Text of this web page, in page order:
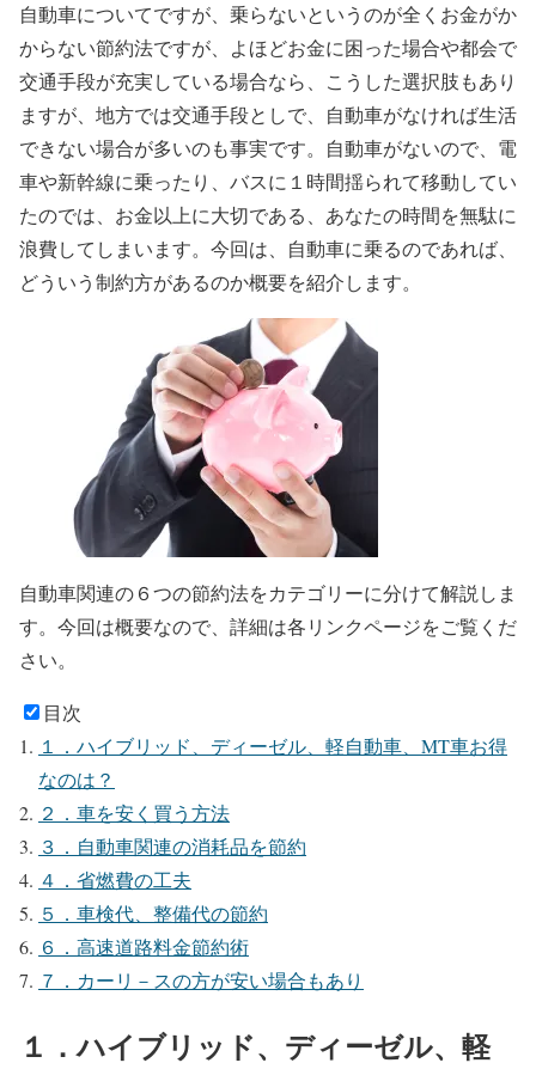
自動車についてですが、乗らないというのが全くお金がか
からない節約法ですが、よほどお金に困った場合や都会で
交通手段が充実している場合なら、こうした選択肢もあり
ますが、地方では交通手段としで、自動車がなければ生活
できない場合が多いのも事実です。自動車がないので、電
車や新幹線に乗ったり、バスに１時間揺られて移動してい
たのでは、お金以上に大切である、あなたの時間を無駄に
浪費してしまいます。今回は、自動車に乗るのであれば、
どういう制約方があるのか概要を紹介します。
自動車関連の６つの節約法をカテゴリーに分けて解説しま
す。今回は概要なので、詳細は各リンクページをご覧くだ
さい。
目次
１．ハイブリッド、ディーゼル、軽自動車、MT車お得
なのは？
２．車を安く買う方法
３．自動車関連の消耗品を節約
４．省燃費の工夫
５．車検代、整備代の節約
６．高速道路料金節約術
７．カーリ－スの方が安い場合もあり
１．ハイブリッド、ディーゼル、軽